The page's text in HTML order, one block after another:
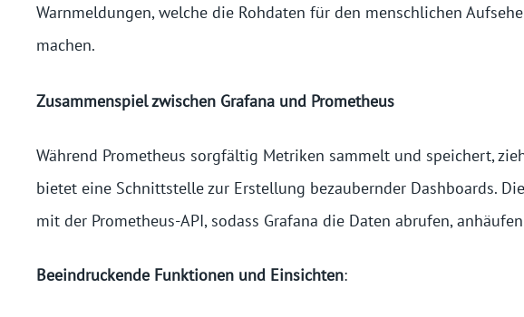
Warnmeldungen, welche die Rohdaten für den menschlichen
machen.
Zusammenspiel zwischen Grafana und Prometheus
Während Prometheus sorgfältig Metriken sammelt und speichert,
bietet eine Schnittstelle zur Erstellung bezaubernder Dashboards.
mit der Prometheus-API, sodass Grafana die Daten abrufen,
Beeindruckende Funktionen und Einsichten: